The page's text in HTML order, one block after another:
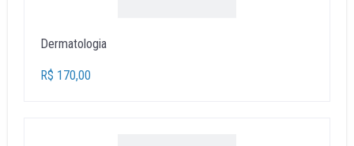
Dermatologia
R$ 170,00